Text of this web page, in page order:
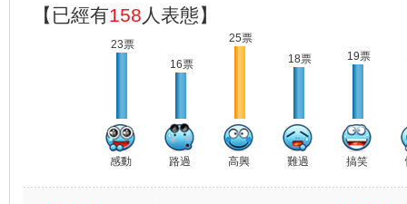
【已經有158 人表態】
23票
感動
16票
路過
25票
高興
18票
難過
19票
搞笑